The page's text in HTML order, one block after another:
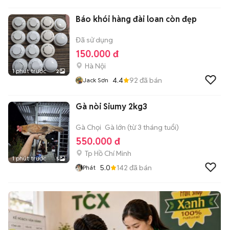
1 phút trước 2
Báo khói hàng đài loan còn đẹp
Đã sử dụng
150.000 đ
Hà Nội
Jack Sơn 4.4 92 đã bán
1 phút trước 5
Gà nòi Siumy 2kg3
Gà Chọi Gà lớn (từ 3 tháng tuổi)
550.000 đ
Tp Hồ Chí Minh
Phát 5.0 142 đã bán